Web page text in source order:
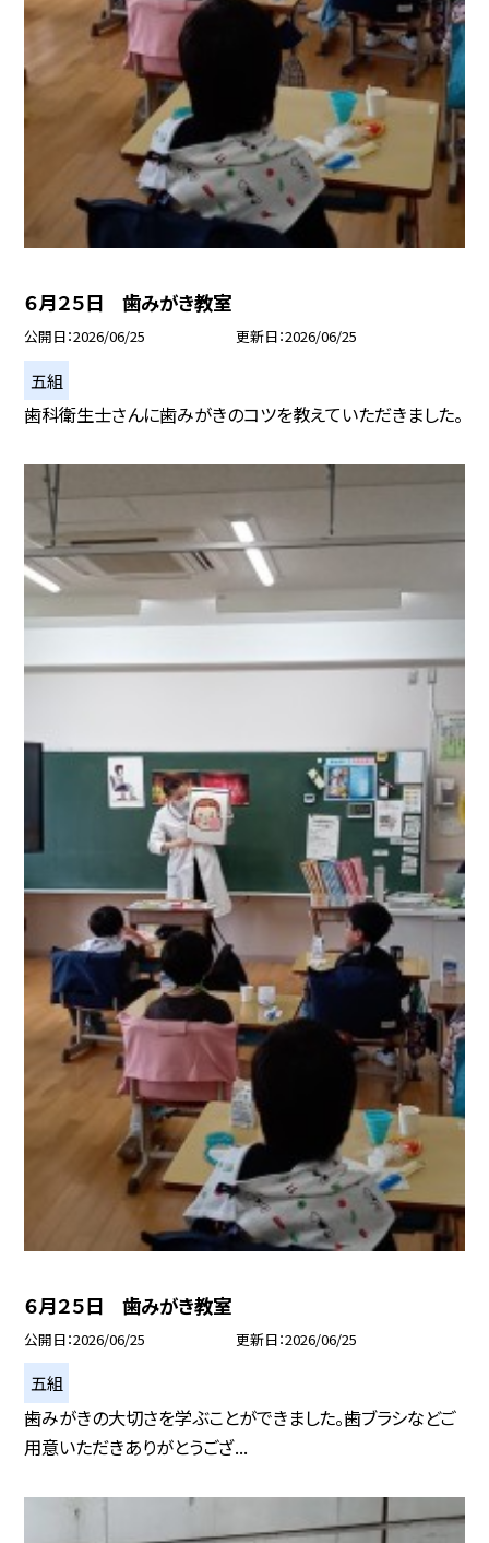
６月２５日 歯みがき教室
公開日 2026/06/25 更新日 2026/06/25
五組
歯科衛生士さんに歯みがきのコツを教えていただきました。
６月２５日 歯みがき教室
公開日 2026/06/25 更新日 2026/06/25
五組
歯みがきの大切さを学ぶことができました。歯ブラシなどご
用意いただきありがとうござ...